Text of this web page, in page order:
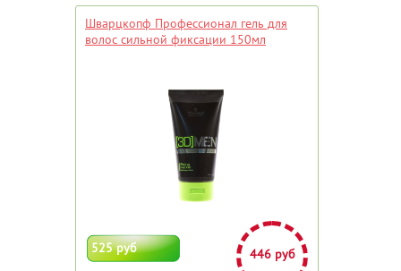
Шварцкопф Профессионал гель для
волос сильной фиксации 150мл
525 руб 446 руб